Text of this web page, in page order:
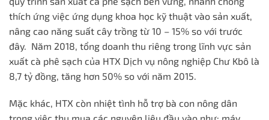
thích ứng việc ứng dụng khoa học kỹ thuật vào sản xuất,
nâng cao năng suất cây trồng từ 10 – 15% so với trước
đây.
Năm 2018, tổng doanh thu riêng trong lĩnh vực sản
xuất cà phê sạch của HTX Dịch vụ nông nghiệp Chư Kbô là
8,7 tỷ đồng, tăng hơn 50% so với năm 2015.
Mặc khác, HTX còn nhiệt tình hỗ trợ bà con nông dân